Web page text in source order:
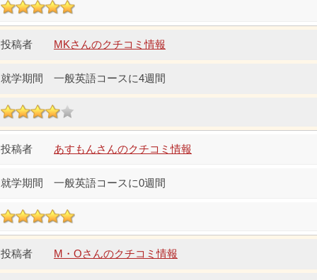
MKさんのクチコミ情報
一般英語コースに4週間
あすもんさんのクチコミ情報
一般英語コースに0週間
M・Oさんのクチコミ情報